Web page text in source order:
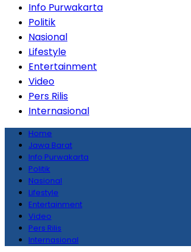
Info Purwakarta
Politik
Nasional
Lifestyle
Entertainment
Video
Pers Rilis
Internasional
Home
Jawa Barat
Info Purwakarta
Politik
Nasional
Lifestyle
Entertainment
Video
Pers Rilis
Internasional